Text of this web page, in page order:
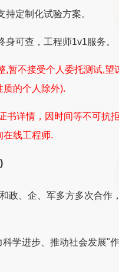
持定制化试验方案。
身可查，工程师1v1服务。
,暂不接受个人委托测试,望
质的个人除外).
书详情，因时间等不可抗
在线工程师.
政、企、军多方多次合作
科学进步、推动社会发展"